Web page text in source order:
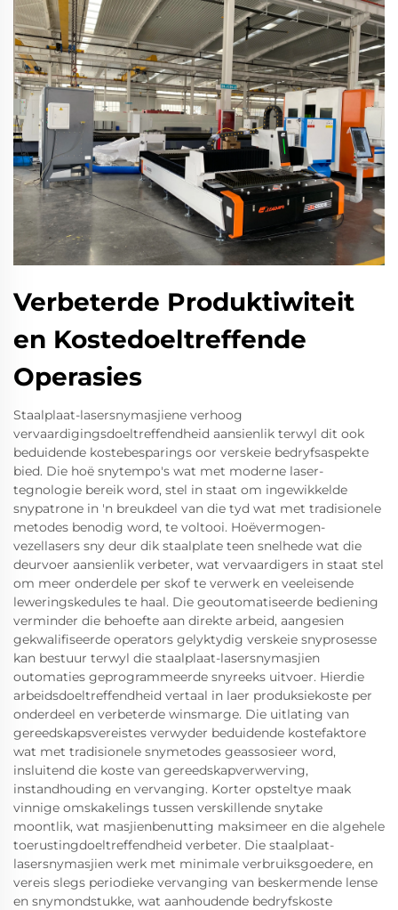
Verbeterde Produktiwiteit
en Kostedoeltreffende
Operasies
Staalplaat-lasersnymasjiene verhoog
vervaardigingsdoeltreffendheid aansienlik terwyl dit ook
beduidende kostebesparings oor verskeie bedryfsaspekte
bied. Die hoë snytempo's wat met moderne laser-
tegnologie bereik word, stel in staat om ingewikkelde
snypatrone in 'n breukdeel van die tyd wat met tradisionele
metodes benodig word, te voltooi. Hoëvermogen-
vezellasers sny deur dik staalplate teen snelhede wat die
deurvoer aansienlik verbeter, wat vervaardigers in staat stel
om meer onderdele per skof te verwerk en veeleisende
leweringskedules te haal. Die geoutomatiseerde bediening
verminder die behoefte aan direkte arbeid, aangesien
gekwalifiseerde operators gelyktydig verskeie snyprosesse
kan bestuur terwyl die staalplaat-lasersnymasjien
outomaties geprogrammeerde snyreeks uitvoer. Hierdie
arbeidsdoeltreffendheid vertaal in laer produksiekoste per
onderdeel en verbeterde winsmarge. Die uitlating van
gereedskapsvereistes verwyder beduidende kostefaktore
wat met tradisionele snymetodes geassosieer word,
insluitend die koste van gereedskapverwerving,
instandhouding en vervanging. Korter opsteltye maak
vinnige omskakelings tussen verskillende snytake
moontlik, wat masjienbenutting maksimeer en die algehele
toerustingdoeltreffendheid verbeter. Die staalplaat-
lasersnymasjien werk met minimale verbruiksgoedere, en
vereis slegs periodieke vervanging van beskermende lense
en snymondstukke, wat aanhoudende bedryfskoste